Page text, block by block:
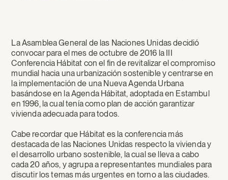
La Asamblea General de las Naciones Unidas decidió
convocar para el mes de octubre de 2016 la III
Conferencia Hábitat con el fin de revitalizar el compromiso
mundial hacia una urbanización sostenible y centrarse en
la implementación de una Nueva Agenda Urbana
basándose en la Agenda Hábitat, adoptada en Estambul
en 1996, la cual tenía como plan de acción garantizar
vivienda adecuada para todos.
Cabe recordar que Hábitat es la conferencia más
destacada de las Naciones Unidas respecto la vivienda y
el desarrollo urbano sostenible, la cual se lleva a cabo
cada 20 años, y agrupa a representantes mundiales para
discutir los temas más urgentes en torno a las ciudades.